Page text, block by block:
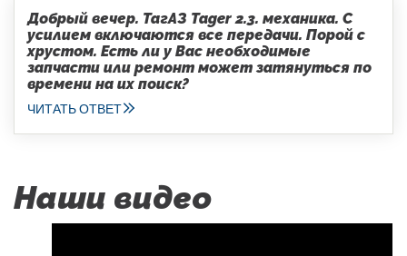
Добрый вечер. ТагАЗ Tager 2.3. механика. С
усилием включаются все передачи. Порой с
хрустом. Есть ли у Вас необходимые
запчасти или ремонт может затянуться по
времени на их поиск?
ЧИТАТЬ ОТВЕТ
Наши видео